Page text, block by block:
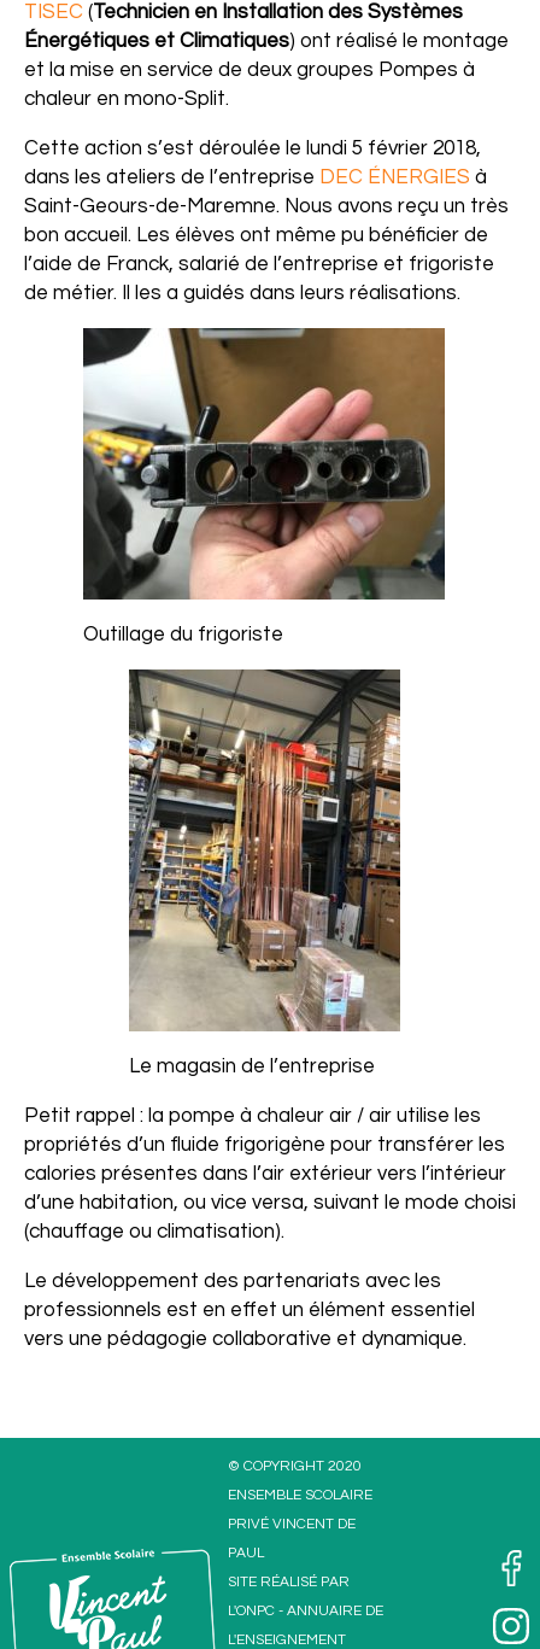
TISEC (Technicien en Installation des Systèmes
Énergétiques et Climatiques) ont réalisé le montage
et la mise en service de deux groupes Pompes à
chaleur en mono-Split.
Cette action s’est déroulée le lundi 5 février 2018,
dans les ateliers de l’entreprise DEC ÉNERGIES à
Saint-Geours-de-Maremne. Nous avons reçu un très
bon accueil. Les élèves ont même pu bénéficier de
l’aide de Franck, salarié de l’entreprise et frigoriste
de métier. Il les a guidés dans leurs réalisations.
Outillage du frigoriste
Le magasin de l’entreprise
Petit rappel : la pompe à chaleur air / air utilise les
propriétés d’un fluide frigorigène pour transférer les
calories présentes dans l’air extérieur vers l’intérieur
d’une habitation, ou vice versa, suivant le mode choisi
(chauffage ou climatisation).
Le développement des partenariats avec les
professionnels est en effet un élément essentiel
vers une pédagogie collaborative et dynamique.
© COPYRIGHT 2020
ENSEMBLE SCOLAIRE
PRIVÉ VINCENT DE
PAUL
SITE RÉALISÉ PAR
L'ONPC - ANNUAIRE DE
L'ENSEIGNEMENT